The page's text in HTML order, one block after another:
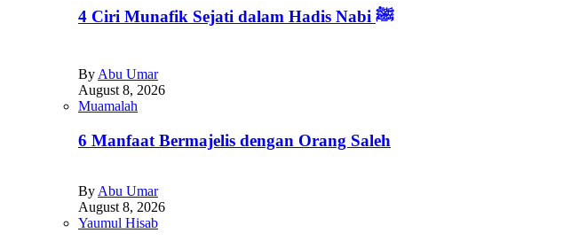
4 Ciri Munafik Sejati dalam Hadis Nabi ﷺ
By Abu Umar
August 8, 2026
Muamalah
6 Manfaat Bermajelis dengan Orang Saleh
By Abu Umar
August 8, 2026
Yaumul Hisab